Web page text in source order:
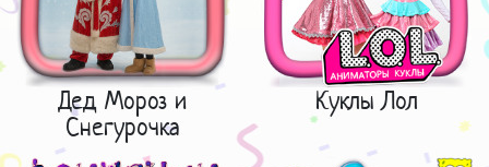
Дед Мороз и
Снегурочка
Куклы Лол